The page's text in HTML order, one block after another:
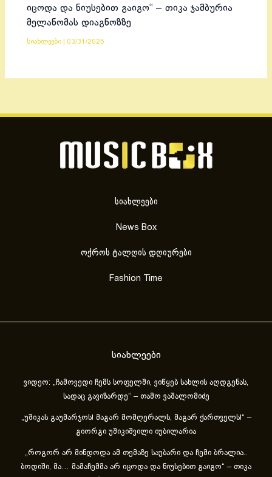
იცოდა და ნიუსებით გაიგო“ – თიკა ჯამბურია
მელანომას დიაგნოზზე
სიახლეები 03/31/2025
სიახლეები
News Box
ოქროს ტალღის დღიურები
Fashion Time
სიახლეები
ვიდეო: „ჩამოვედი ჩემს სოფელში, ვიწყებ სახლის აღდგენას,
სადაც გავიზარდე“ – თამო ვაშალომიძე
„უშიკას გაუმარჯოს! მაგარ მომღერალს, მაგარ ქართველს!“ –
გიორგი უშიკიშვილი იუბილარია
„როგორ არ მინდოდა ამ თემაზე საუბარი და ჩემი ბრალია..
ბოდიში, მა… მამაჩემმა არ იცოდა და ნიუსებით გაიგო“ – თიკა